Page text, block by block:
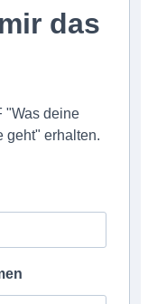
das
"Was deine
geht" erhalten.